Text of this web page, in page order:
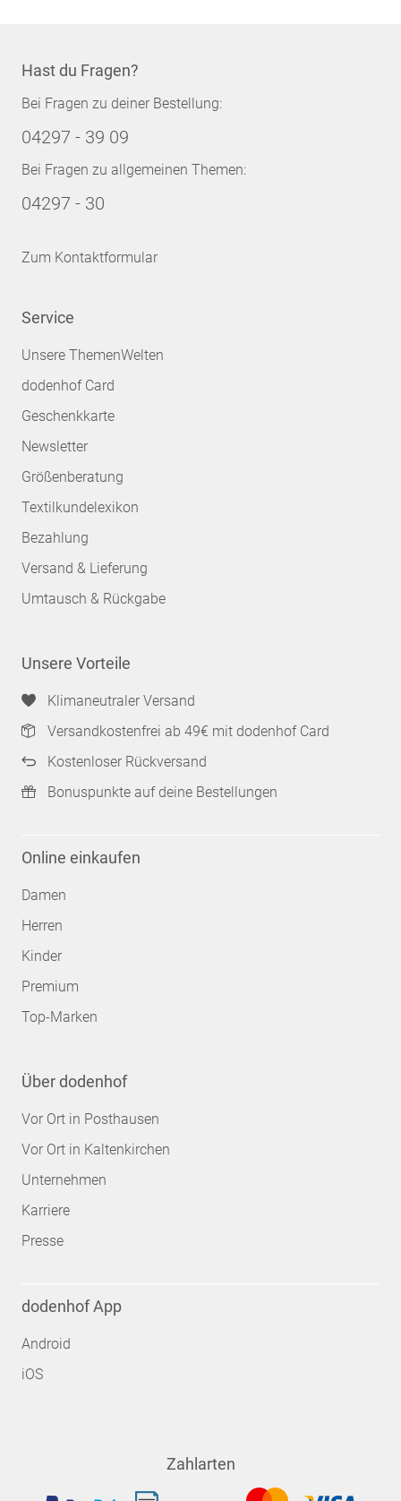
Hast du Fragen?
Bei Fragen zu deiner Bestellung:
04297 - 39 09
Bei Fragen zu allgemeinen Themen:
04297 - 30
Zum Kontaktformular
Service
Unsere ThemenWelten
dodenhof Card
Geschenkkarte
Newsletter
Größenberatung
Textilkundelexikon
Bezahlung
Versand & Lieferung
Umtausch & Rückgabe
Unsere Vorteile
Klimaneutraler Versand
Versandkostenfrei ab 49€ mit dodenhof Card
Kostenloser Rückversand
Bonuspunkte auf deine Bestellungen
Online einkaufen
Damen
Herren
Kinder
Premium
Top-Marken
Über dodenhof
Vor Ort in Posthausen
Vor Ort in Kaltenkirchen
Unternehmen
Karriere
Presse
dodenhof App
Android
iOS
Zahlarten